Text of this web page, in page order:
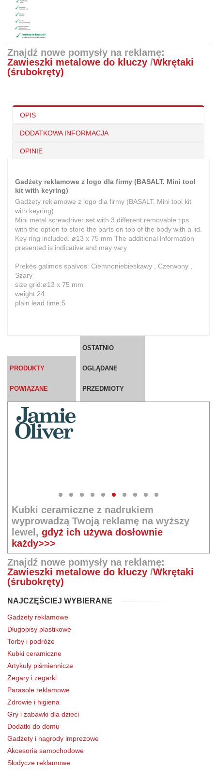
Znajdź nowe pomysły na reklamę:
Zawieszki metalowe do kluczy /Wkrętaki
(śrubokręty)
OPIS
DODATKOWA INFORMACJA
OPINIE
Gadżety reklamowe z logo dla firmy (BASALT. Mini tool
kit with keyring)
Gadżety reklamowe z logo dla firmy (BASALT. Mini tool kit
with keyring)
Mini metal screwdriver set with 3 different removable tips
with the option to store the parts on top of the body with a lid.
Key ring included. ø13 x 75 mm The additional information
presented is indicative and may vary
Prekės galimos spalvos: Ciemnoniebieskawy , Czerwony ,
Szary
size grid:ø13 x 75 mm
weight:24
plain lead time:5
PRODUKTY
POWIĄZANE
OSTATNIO
OGLĄDANE
PRZEDMIOTY
`
Kubki ceramiczne z nadrukiem
wyprowadzą Twoją reklamę na wyższy
lewel,gdyż ich używa dosłownie
każdy>>>
Znajdź nowe pomysły na reklamę:
Zawieszki metalowe do kluczy /Wkrętaki
(śrubokręty)
NAJCZĘŚCIEJ WYBIERANE
Gadżety reklamowe
Długopisy plastikowe
Torby i podróże
Kubki ceramiczne
Artykuły piśmiennicze
Zegary i zegarki
Parasole reklamowe
Zdrowie i higiena
Gry i zabawki dla dzieci
Dodatki do domu
Gadżety i nagrody imprezowe
Akcesoria samochodowe
Słodycze reklamowe